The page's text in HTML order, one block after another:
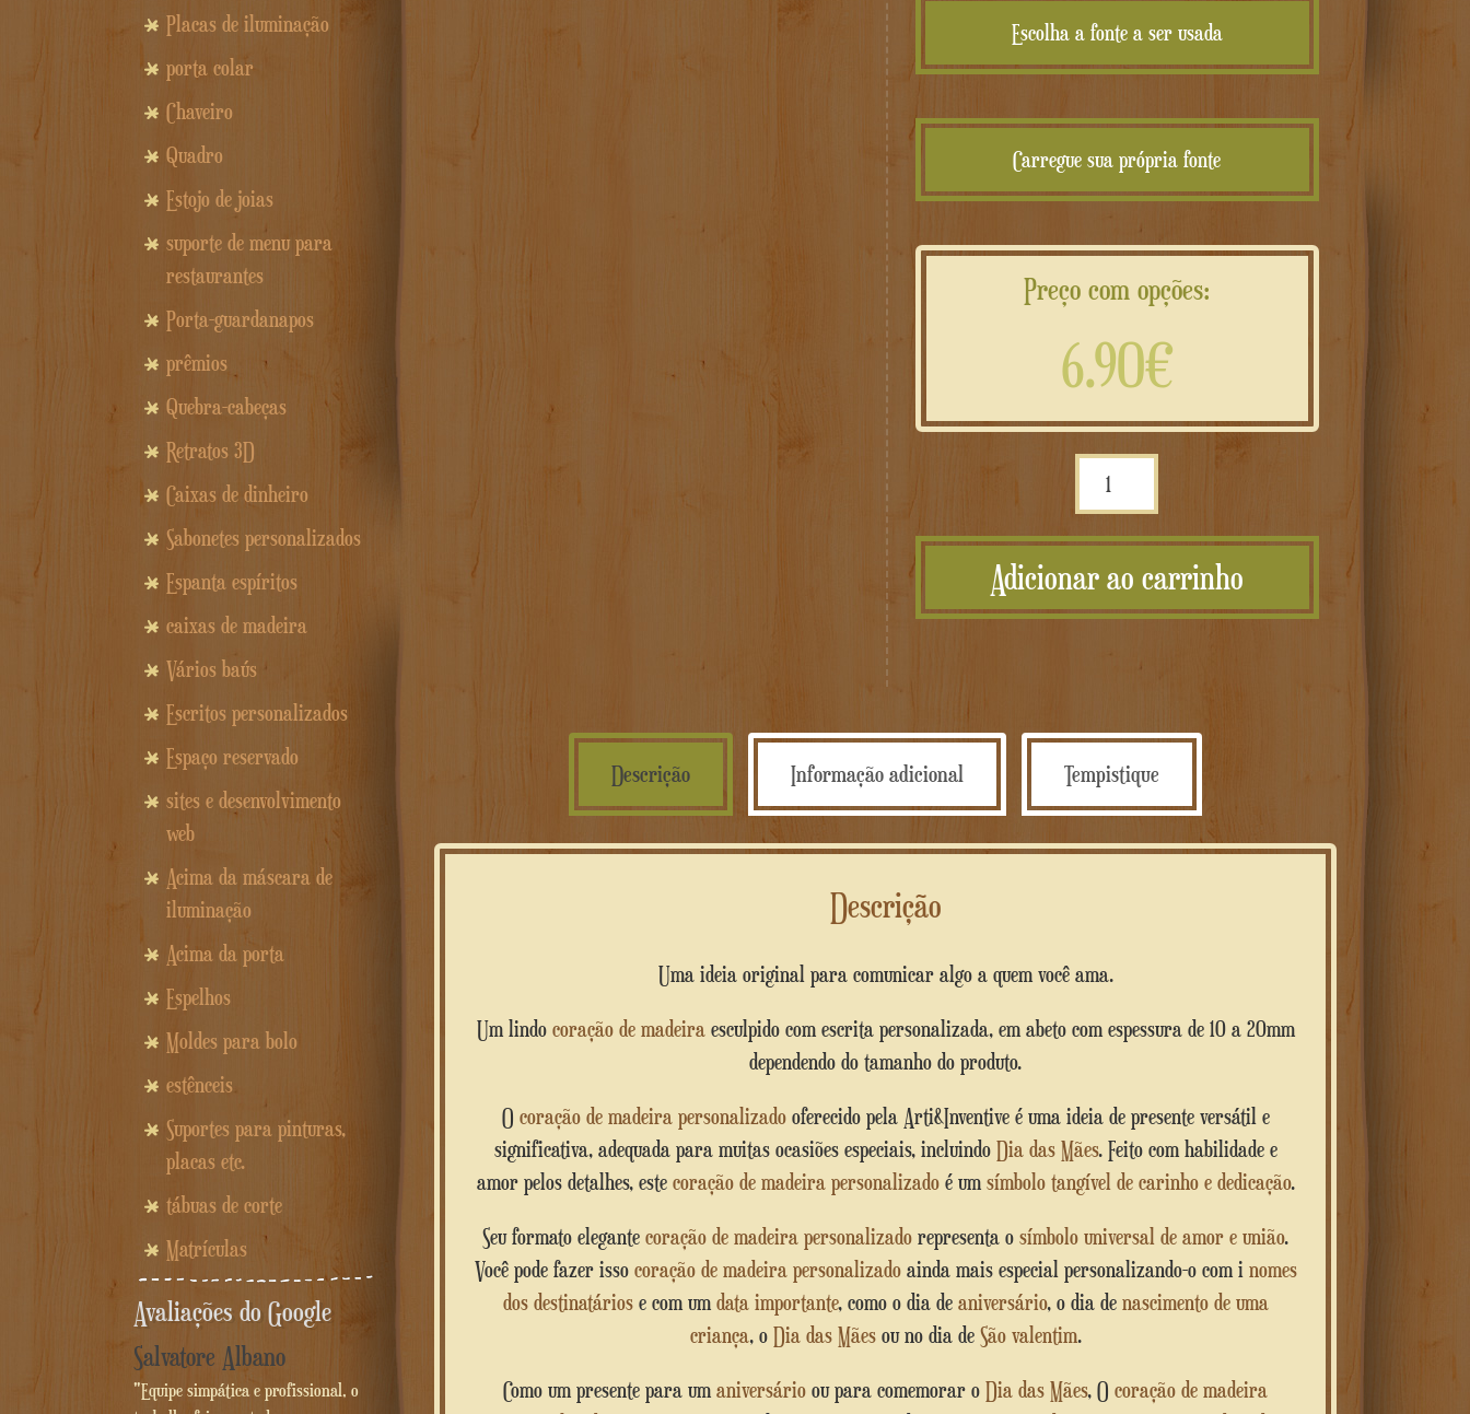
Escolha a fonte a ser usada
Carregue sua própria fonte
Preço com opções:
6.90€
Cuore
in
legno
personalizzato
Adicionar ao carrinho
Descrição Informação adicional Tempistique
Descrição
Uma ideia original para comunicar algo a quem você ama.
Um lindo coração de madeiraesculpido com escrita personalizada, em abeto com espessura de 10 a 20mm
dependendo do tamanho do produto.
coração de madeira personalizadooferecido pela Arti&Inventive é uma ideia de presente versátil e
significativa, adequada para muitas ocasiões especiais, incluindo Dia das Mães. Feito com habilidade e
amor pelos detalhes, este coração de madeira personalizadoé um símbolo tangível de carinho e dedicação.
Seu formato elegante coração de madeira personalizado representa o símbolo universal de amor e união.
Você pode fazer isso coração de madeira personalizadoainda mais especial personalizando-o com i nomes
dos destinatáriose com um data importante, como o dia de aniversário, o dia de nascimento de uma
criança, o Dia das Mãesou no dia de São valentim.
Como um presente para um aniversário ou para comemorar o Dia das Mães, O coração de madeira
Placas de iluminação
porta colar
Chaveiro
Quadro
Estojo de joias
suporte de menu para
restaurantes
Porta-guardanapos
prêmios
Quebra-cabeças
Retratos 3D
Caixas de dinheiro
Sabonetes personalizados
Espanta espíritos
caixas de madeira
Vários baús
Escritos personalizados
Espaço reservado
sites e desenvolvimento
web
Acima da máscara de
iluminação
Acima da porta
Espelhos
Moldes para bolo
estênceis
Suportes para pinturas,
placas etc.
tábuas de corte
Matrículas
Avaliações do Google
Salvatore Albano
"Equipe simpática e profissional, o